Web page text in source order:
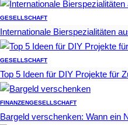
GESELLSCHAFT
Internationale Bierspezialitäten
GESELLSCHAFT
Top 5 Ideen für DIY Projekte für
FINANZENGESELLSCHAFT
Bargeld verschenken: Wann ein